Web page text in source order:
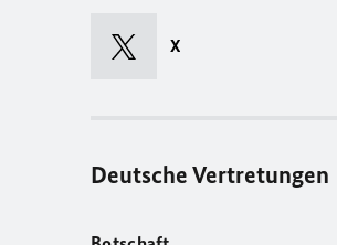
X
Deutsche Vertretungen